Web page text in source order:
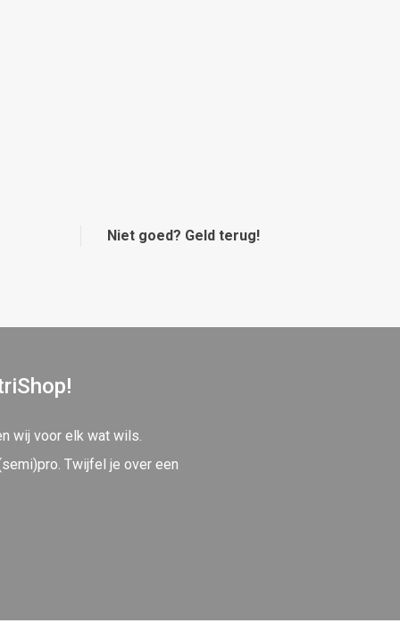
Niet goed? Geld terug!
wij voor elk wat wils.
Twijfel je over een